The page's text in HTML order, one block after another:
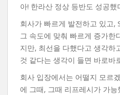
아! 한라산 정상 등반도 성공했
회사가 빠르게 발전하고 있고,
그 속도에 맞춰 빠르게 증가한
지만, 최선을 다했다고 생각하
것 같다는 생각이 들면 바로바
회사 입장에서는 어떨지 모르
에 그때, 그때 리프레시가 가